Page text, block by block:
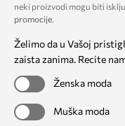
neki proizvodi mogu biti
promocije
Želimo da u Vašoj
zaista zanima. Recite
Ženska moda
Muška moda